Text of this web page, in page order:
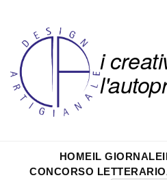
i
HOMEIL GIORNALE
CONCORSO LETTERARIO